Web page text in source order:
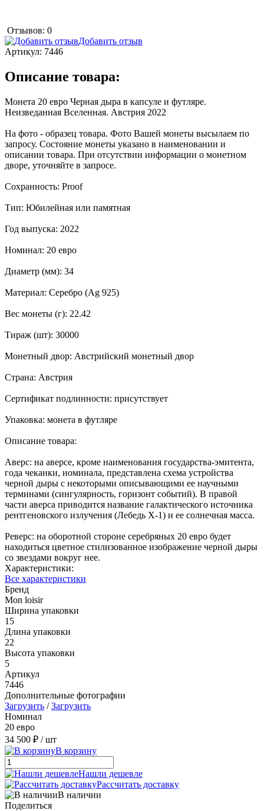
Отзывов: 0
Добавить отзыв
Артикул: 7446
Описание товара:
Монета 20 евро Черная дыра в капсуле и футляре.
Неизведанная Вселенная. Австрия 2022
На фото - образец товара. Фото Вашей монеты высылаем по
запросу. Состояние монеты указано в наименовании и
описании товара. При отсутствии информации о монетном
дворе, уточняйте в запросе.
Сохранность: Proof
Тип: Юбилейная или памятная
Год выпуска: 2022
Номинал: 20 евро
Диаметр (мм): 34
Материал: Серебро (Ag 925)
Вес монеты (г): 22.42
Тираж (шт): 30000
Монетный двор: Австрийский монетный двор
Страна: Австрия
Сертификат подлинности: присутствует
Упаковка: монета в футляре
Описание товара:
Аверс: на аверсе, кроме наименования государства-эмитента,
года чеканки, номинала, представлена схема устройства
черной дыры с некоторыми описывающими ее научными
терминами (сингулярность, горизонт событий). В правой
части аверса приводится название галактического источника
рентгеновского излучения (Лебедь Х-1) и ее солнечная масса.
Реверс: на оборотной стороне серебряных 20 евро будет
находиться цветное стилизованное изображение черной дыры
со звездами вокруг нее.
Характеристики:
Все характеристики
Бренд
Mon loisir
Ширина упаковки
15
Длина упаковки
22
Высота упаковки
5
Артикул
7446
Дополнительные фотографии
Загрузить /Загрузить
Номинал
20 евро
34 500 ₽ / шт
В корзину
Нашли дешевле
Рассчитать доставку
В наличии
Поделиться